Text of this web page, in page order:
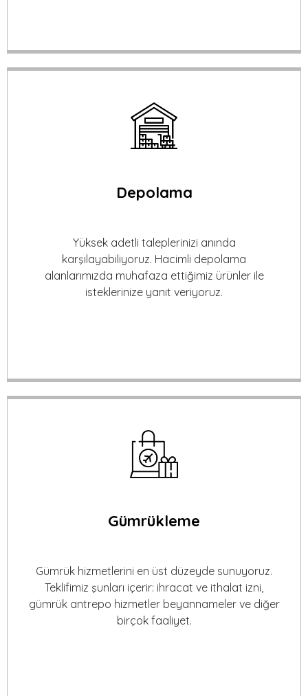
Depolama
Yüksek adetli taleplerinizi anında
karşılayabiliyoruz. Hacimli depolama
alanlarımızda muhafaza ettiğimiz ürünler ile
isteklerinize yanıt veriyoruz.
Gümrükleme
Gümrük hizmetlerini en üst düzeyde sunuyoruz.
Teklifimiz şunları içerir: ihracat ve ithalat izni,
gümrük antrepo hizmetler beyannameler ve diğer
birçok faaliyet.